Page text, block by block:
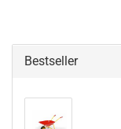
Bestseller